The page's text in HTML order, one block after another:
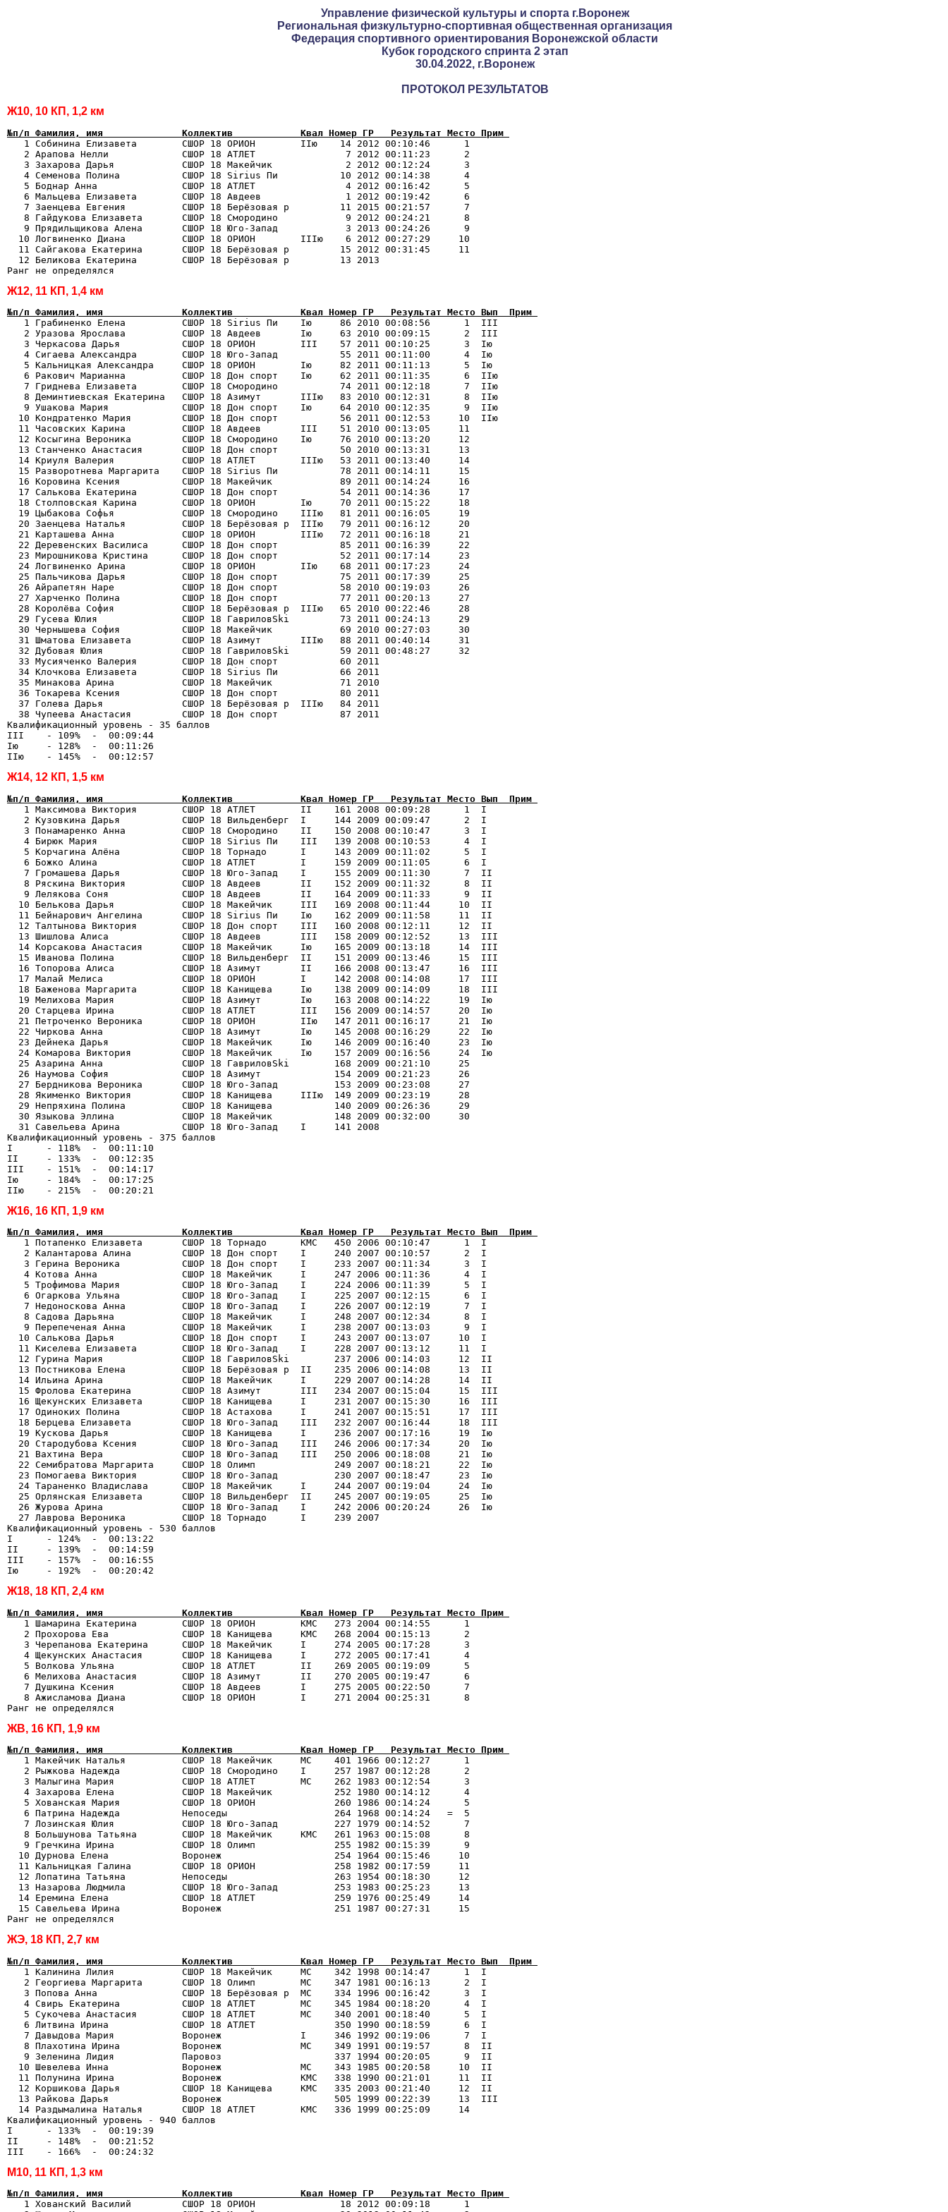
Управление физической культуры и спорта г.Воронеж
Региональная физкультурно-спортивная общественная организация
Федерация спортивного ориентирования Воронежской области
Кубок городского спринта 2 этап
30.04.2022, г.Воронеж
ПРОТОКОЛ РЕЗУЛЬТАТОВ
Ж10, 10 КП, 1,2 км
№п/п Фамилия, имя              Коллектив            Квал Номер ГР   Результат Место Прим
1 Собинина Елизавета        СШОР 18 ОРИОН        IIю    14 2012 00:10:46      1
   2 Арапова Нелли             СШОР 18 АТЛЕТ                7 2012 00:11:23      2
   3 Захарова Дарья            СШОР 18 Макейчик             2 2012 00:12:24      3
   4 Семенова Полина           СШОР 18 Sirius Пи           10 2012 00:14:38      4
   5 Боднар Анна               СШОР 18 АТЛЕТ                4 2012 00:16:42      5
   6 Мальцева Елизавета        СШОР 18 Авдеев               1 2012 00:19:42      6
   7 Заенцева Евгения          СШОР 18 Берёзовая р         11 2015 00:21:57      7
   8 Гайдукова Елизавета       СШОР 18 Смородино            9 2012 00:24:21      8
   9 Прядильщикова Алена       СШОР 18 Юго-Запад            3 2013 00:24:26      9
  10 Логвиненко Диана          СШОР 18 ОРИОН        IIIю    6 2012 00:27:29     10
  11 Сайгакова Екатерина       СШОР 18 Берёзовая р         15 2012 00:31:45     11
  12 Беликова Екатерина        СШОР 18 Берёзовая р         13 2013
Ж12, 11 КП, 1,4 км
№п/п Фамилия, имя              Коллектив            Квал Номер ГР   Результат Место Вып  Прим
1 Грабиненко Елена          СШОР 18 Sirius Пи    Iю     86 2010 00:08:56      1  III
   2 Уразова Ярослава          СШОР 18 Авдеев       Iю     63 2010 00:09:15      2  III
   3 Черкасова Дарья           СШОР 18 ОРИОН        III    57 2011 00:10:25      3  Iю
   4 Сигаева Александра        СШОР 18 Юго-Запад           55 2011 00:11:00      4  Iю
   5 Кальницкая Александра     СШОР 18 ОРИОН        Iю     82 2011 00:11:13      5  Iю
   6 Ракович Марианна          СШОР 18 Дон спорт    Iю     62 2011 00:11:35      6  IIю
   7 Гриднева Елизавета        СШОР 18 Смородино           74 2011 00:12:18      7  IIю
   8 Деминтиевская Екатерина   СШОР 18 Азимут       IIIю   83 2010 00:12:31      8  IIю
   9 Ушакова Мария             СШОР 18 Дон спорт    Iю     64 2010 00:12:35      9  IIю
  10 Кондратенко Мария         СШОР 18 Дон спорт           56 2011 00:12:53     10  IIю
  11 Часовских Карина          СШОР 18 Авдеев       III    51 2010 00:13:05     11
  12 Косыгина Вероника         СШОР 18 Смородино    Iю     76 2010 00:13:20     12
  13 Станченко Анастасия       СШОР 18 Дон спорт           50 2010 00:13:31     13
  14 Криуля Валерия            СШОР 18 АТЛЕТ        IIIю   53 2011 00:13:40     14
  15 Разворотнева Маргарита    СШОР 18 Sirius Пи           78 2011 00:14:11     15
  16 Коровина Ксения           СШОР 18 Макейчик            89 2011 00:14:24     16
  17 Салькова Екатерина        СШОР 18 Дон спорт           54 2011 00:14:36     17
  18 Столповская Карина        СШОР 18 ОРИОН        Iю     70 2011 00:15:22     18
  19 Цыбакова Софья            СШОР 18 Смородино    IIIю   81 2011 00:16:05     19
  20 Заенцева Наталья          СШОР 18 Берёзовая р  IIIю   79 2011 00:16:12     20
  21 Карташева Анна            СШОР 18 ОРИОН        IIIю   72 2011 00:16:18     21
  22 Деревенских Василиса      СШОР 18 Дон спорт           85 2011 00:16:39     22
  23 Мирошникова Кристина      СШОР 18 Дон спорт           52 2011 00:17:14     23
  24 Логвиненко Арина          СШОР 18 ОРИОН        IIю    68 2011 00:17:23     24
  25 Пальчикова Дарья          СШОР 18 Дон спорт           75 2011 00:17:39     25
  26 Айрапетян Наре            СШОР 18 Дон спорт           58 2010 00:19:03     26
  27 Харченко Полина           СШОР 18 Дон спорт           77 2011 00:20:13     27
  28 Королёва София            СШОР 18 Берёзовая р  IIIю   65 2010 00:22:46     28
  29 Гусева Юлия               СШОР 18 ГавриловSki         73 2011 00:24:13     29
  30 Чернышева София           СШОР 18 Макейчик            69 2010 00:27:03     30
  31 Шматова Елизавета         СШОР 18 Азимут       IIIю   88 2011 00:40:14     31
  32 Дубовая Юлия              СШОР 18 ГавриловSki         59 2011 00:48:27     32
  33 Мусияченко Валерия        СШОР 18 Дон спорт           60 2011
  34 Клочкова Елизавета        СШОР 18 Sirius Пи           66 2011
  35 Минакова Арина            СШОР 18 Макейчик            71 2010
  36 Токарева Ксения           СШОР 18 Дон спорт           80 2011
  37 Голева Дарья              СШОР 18 Берёзовая р  IIIю   84 2011
  38 Чупеева Анастасия         СШОР 18 Дон спорт           87 2011
Квалификационный уровень - 35 баллов
III    - 109%  -  00:09:44
Iю     - 128%  -  00:11:26
Ж14, 12 КП, 1,5 км
№п/п Фамилия, имя              Коллектив            Квал Номер ГР   Результат Место Вып  Прим
1 Максимова Виктория        СШОР 18 АТЛЕТ        II    161 2008 00:09:28      1  I
   2 Кузовкина Дарья           СШОР 18 Вильденберг  I     144 2009 00:09:47      2  I
   3 Понамаренко Анна          СШОР 18 Смородино    II    150 2008 00:10:47      3  I
   4 Бирюк Мария               СШОР 18 Sirius Пи    III   139 2008 00:10:53      4  I
   5 Корчагина Алёна           СШОР 18 Торнадо      I     143 2009 00:11:02      5  I
   6 Божко Алина               СШОР 18 АТЛЕТ        I     159 2009 00:11:05      6  I
   7 Громашева Дарья           СШОР 18 Юго-Запад    I     155 2009 00:11:30      7  II
   8 Ряскина Виктория          СШОР 18 Авдеев       II    152 2009 00:11:32      8  II
   9 Лелякова Соня             СШОР 18 Авдеев       II    164 2009 00:11:33      9  II
  10 Белькова Дарья            СШОР 18 Макейчик     III   169 2008 00:11:44     10  II
  11 Бейнарович Ангелина       СШОР 18 Sirius Пи    Iю    162 2009 00:11:58     11  II
  12 Талтынова Виктория        СШОР 18 Дон спорт    III   160 2008 00:12:11     12  II
  13 Шишлова Алиса             СШОР 18 Авдеев       III   158 2009 00:12:52     13  III
  14 Корсакова Анастасия       СШОР 18 Макейчик     Iю    165 2009 00:13:18     14  III
  15 Иванова Полина            СШОР 18 Вильденберг  II    151 2009 00:13:46     15  III
  16 Топорова Алиса            СШОР 18 Азимут       II    166 2008 00:13:47     16  III
  17 Малай Мелиса              СШОР 18 ОРИОН        I     142 2008 00:14:08     17  III
  18 Баженова Маргарита        СШОР 18 Канищева     Iю    138 2009 00:14:09     18  III
  19 Мелихова Мария            СШОР 18 Азимут       Iю    163 2008 00:14:22     19  Iю
  20 Старцева Ирина            СШОР 18 АТЛЕТ        III   156 2009 00:14:57     20  Iю
  21 Петроченко Вероника       СШОР 18 ОРИОН        IIю   147 2011 00:16:17     21  Iю
  22 Чиркова Анна              СШОР 18 Азимут       Iю    145 2008 00:16:29     22  Iю
  23 Дейнека Дарья             СШОР 18 Макейчик     Iю    146 2009 00:16:40     23  Iю
  24 Комарова Виктория         СШОР 18 Макейчик     Iю    157 2009 00:16:56     24  Iю
  25 Азарина Анна              СШОР 18 ГавриловSki        168 2009 00:21:10     25
  26 Наумова София             СШОР 18 Азимут             154 2009 00:21:23     26
  27 Бердникова Вероника       СШОР 18 Юго-Запад          153 2009 00:23:08     27
  28 Якименко Виктория         СШОР 18 Канищева     IIIю  149 2009 00:23:19     28
  29 Непряхина Полина          СШОР 18 Канищева           140 2009 00:26:36     29
  30 Языкова Эллина            СШОР 18 Макейчик           148 2009 00:32:00     30
  31 Савельева Арина           СШОР 18 Юго-Запад    I     141 2008
Квалификационный уровень - 375 баллов
I      - 118%  -  00:11:10
II     - 133%  -  00:12:35
III    - 151%  -  00:14:17
Iю     - 184%  -  00:17:25
Ж16, 16 КП, 1,9 км
№п/п Фамилия, имя              Коллектив            Квал Номер ГР   Результат Место Вып  Прим
1 Потапенко Елизавета       СШОР 18 Торнадо      КМС   450 2006 00:10:47      1  I
   2 Калантарова Алина         СШОР 18 Дон спорт    I     240 2007 00:10:57      2  I
   3 Герина Вероника           СШОР 18 Дон спорт    I     233 2007 00:11:34      3  I
   4 Котова Анна               СШОР 18 Макейчик     I     247 2006 00:11:36      4  I
   5 Трофимова Мария           СШОР 18 Юго-Запад    I     224 2006 00:11:39      5  I
   6 Огаркова Ульяна           СШОР 18 Юго-Запад    I     225 2007 00:12:15      6  I
   7 Недоноскова Анна          СШОР 18 Юго-Запад    I     226 2007 00:12:19      7  I
   8 Садова Дарьяна            СШОР 18 Макейчик     I     248 2007 00:12:34      8  I
   9 Перепеченая Анна          СШОР 18 Макейчик     I     238 2007 00:13:03      9  I
  10 Салькова Дарья            СШОР 18 Дон спорт    I     243 2007 00:13:07     10  I
  11 Киселева Елизавета        СШОР 18 Юго-Запад    I     228 2007 00:13:12     11  I
  12 Гурина Мария              СШОР 18 ГавриловSki        237 2006 00:14:03     12  II
  13 Постникова Елена          СШОР 18 Берёзовая р  II    235 2006 00:14:08     13  II
  14 Ильина Арина              СШОР 18 Макейчик     I     229 2007 00:14:28     14  II
  15 Фролова Екатерина         СШОР 18 Азимут       III   234 2007 00:15:04     15  III
  16 Щекунских Елизавета       СШОР 18 Канищева     I     231 2007 00:15:30     16  III
  17 Одиноких Полина           СШОР 18 Астахова     I     241 2007 00:15:51     17  III
  18 Берцева Елизавета         СШОР 18 Юго-Запад    III   232 2007 00:16:44     18  III
  19 Кускова Дарья             СШОР 18 Канищева     I     236 2007 00:17:16     19  Iю
  20 Стародубова Ксения        СШОР 18 Юго-Запад    III   246 2006 00:17:34     20  Iю
  21 Вахтина Вера              СШОР 18 Юго-Запад    III   250 2006 00:18:08     21  Iю
  22 Семибратова Маргарита     СШОР 18 Олимп              249 2007 00:18:21     22  Iю
  23 Помогаева Виктория        СШОР 18 Юго-Запад          230 2007 00:18:47     23  Iю
  24 Тараненко Владислава      СШОР 18 Макейчик     I     244 2007 00:19:04     24  Iю
  25 Орлянская Елизавета       СШОР 18 Вильденберг  II    245 2007 00:19:05     25  Iю
  26 Журова Арина              СШОР 18 Юго-Запад    I     242 2006 00:20:24     26  Iю
  27 Лаврова Вероника          СШОР 18 Торнадо      I     239 2007
Квалификационный уровень - 530 баллов
I      - 124%  -  00:13:22
II     - 139%  -  00:14:59
III    - 157%  -  00:16:55
Ж18, 18 КП, 2,4 км
№п/п Фамилия, имя              Коллектив            Квал Номер ГР   Результат Место Прим
1 Шамарина Екатерина        СШОР 18 ОРИОН        КМС   273 2004 00:14:55      1
   2 Прохорова Ева             СШОР 18 Канищева     КМС   268 2004 00:15:13      2
   3 Черепанова Екатерина      СШОР 18 Макейчик     I     274 2005 00:17:28      3
   4 Щекунских Анастасия       СШОР 18 Канищева     I     272 2005 00:17:41      4
   5 Волкова Ульяна            СШОР 18 АТЛЕТ        II    269 2005 00:19:09      5
   6 Мелихова Анастасия        СШОР 18 Азимут       II    270 2005 00:19:47      6
   7 Душкина Ксения            СШОР 18 Авдеев       I     275 2005 00:22:50      7
   8 Ажисламова Диана          СШОР 18 ОРИОН        I     271 2004 00:25:31      8
ЖВ, 16 КП, 1,9 км
№п/п Фамилия, имя              Коллектив            Квал Номер ГР   Результат Место Прим
1 Макейчик Наталья          СШОР 18 Макейчик     МС    401 1966 00:12:27      1
   2 Рыжкова Надежда           СШОР 18 Смородино    I     257 1987 00:12:28      2
   3 Малыгина Мария            СШОР 18 АТЛЕТ        МС    262 1983 00:12:54      3
   4 Захарова Елена            СШОР 18 Макейчик           252 1980 00:14:12      4
   5 Хованская Мария           СШОР 18 ОРИОН              260 1986 00:14:24      5
   6 Патрина Надежда           Непоседы                   264 1968 00:14:24   =  5
   7 Лозинская Юлия            СШОР 18 Юго-Запад          227 1979 00:14:52      7
   8 Большунова Татьяна        СШОР 18 Макейчик     КМС   261 1963 00:15:08      8
   9 Гречкина Ирина            СШОР 18 Олимп              255 1982 00:15:39      9
  10 Дурнова Елена             Воронеж                    254 1964 00:15:46     10
  11 Кальницкая Галина         СШОР 18 ОРИОН              258 1982 00:17:59     11
  12 Лопатина Татьяна          Непоседы                   263 1954 00:18:30     12
  13 Назарова Людмила          СШОР 18 Юго-Запад          253 1983 00:25:23     13
  14 Еремина Елена             СШОР 18 АТЛЕТ              259 1976 00:25:49     14
  15 Савельева Ирина           Воронеж                    251 1987 00:27:31     15
ЖЭ, 18 КП, 2,7 км
№п/п Фамилия, имя              Коллектив            Квал Номер ГР   Результат Место Вып  Прим
1 Калинина Лилия            СШОР 18 Макейчик     МС    342 1998 00:14:47      1  I
   2 Георгиева Маргарита       СШОР 18 Олимп        МС    347 1981 00:16:13      2  I
   3 Попова Анна               СШОР 18 Берёзовая р  МС    334 1996 00:16:42      3  I
   4 Свирь Екатерина           СШОР 18 АТЛЕТ        МС    345 1984 00:18:20      4  I
   5 Сукочева Анастасия        СШОР 18 АТЛЕТ        МС    340 2001 00:18:40      5  I
   6 Литвина Ирина             СШОР 18 АТЛЕТ              350 1990 00:18:59      6  I
   7 Давыдова Мария            Воронеж              I     346 1992 00:19:06      7  I
   8 Плахотина Ирина           Воронеж              МС    349 1991 00:19:57      8  II
   9 Зеленина Лидия            Паровоз                    337 1994 00:20:05      9  II
  10 Шевелева Инна             Воронеж              МС    343 1985 00:20:58     10  II
  11 Полунина Ирина            Воронеж              КМС   338 1990 00:21:01     11  II
  12 Коршикова Дарья           СШОР 18 Канищева     КМС   335 2003 00:21:40     12  II
  13 Райкова Дарья             Воронеж                    505 1999 00:22:39     13  III
  14 Раздымалина Наталья       СШОР 18 АТЛЕТ        КМС   336 1999 00:25:09     14
Квалификационный уровень - 940 баллов
I      - 133%  -  00:19:39
II     - 148%  -  00:21:52
М10, 11 КП, 1,3 км
№п/п Фамилия, имя              Коллектив            Квал Номер ГР   Результат Место Прим
1 Хованский Василий         СШОР 18 ОРИОН               18 2012 00:09:18      1